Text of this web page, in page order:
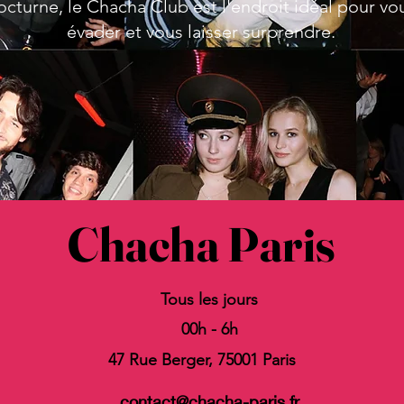
le Chacha Club est l'endroit idéal pour
évader et vous laisser surprendre.
Chacha Paris
Tous les jours
00h - 6h
47 Rue Berger, 75001 Paris